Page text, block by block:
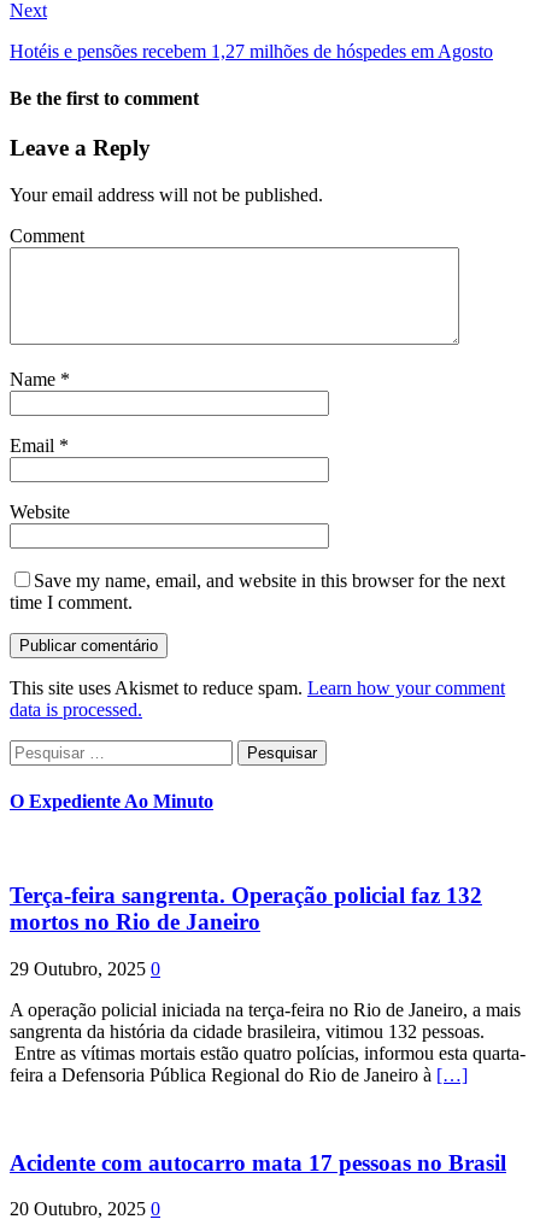
Next
Hotéis e pensões recebem 1,27 milhões de hóspedes em Agosto
Be the first to comment
Leave a Reply
Your email address will not be published.
Comment
Name *
Email *
Website
Save my name, email, and website in this browser for the next
time I comment.
This site uses Akismet to reduce spam. Learn how your comment
data is processed.
Pesquisar
por:
O Expediente Ao Minuto
Terça-feira sangrenta. Operação policial faz 132
mortos no Rio de Janeiro
29 Outubro, 2025 0
A operação policial iniciada na terça-feira no Rio de Janeiro, a mais
sangrenta da história da cidade brasileira, vitimou 132 pessoas.
Entre as vítimas mortais estão quatro polícias, informou esta quarta-
feira a Defensoria Pública Regional do Rio de Janeiro à […]
Acidente com autocarro mata 17 pessoas no Brasil
20 Outubro, 2025 0